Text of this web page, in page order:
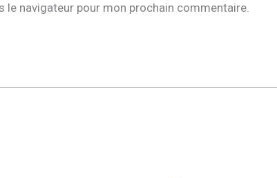
navigateur pour mon prochain commentaire.